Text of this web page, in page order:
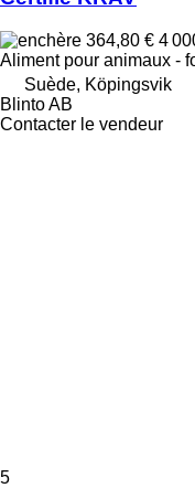
364,80 € 4
Aliment pour animaux -
Suède, Köpingsvik
Blinto AB
Contacter le vendeur
5